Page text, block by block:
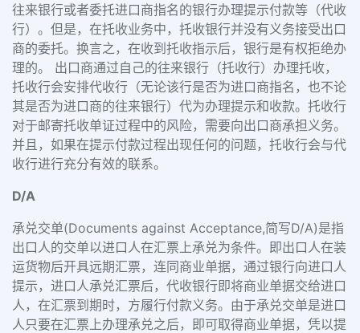
往来银行或者委托进口商指名的银行办理提示付款等（代收
行）。但是，在托收业务中，托收银行并没有义务接受出口
商的委托。换言之，在收到托收指示后，银行是有权拒绝办
理的。 出口商通过自己的往来银行（托收行）办理托收，
托收行会安排代收行（无论该行是否为进口商指名，也不论
其是否为进口商的往来银行）代为办理提示和收款。托收行
对于邮寄托收单证过程中的风险，需要向出口商承担义务。
并且，如果在提示付款过程出现任何的问题，托收行会与代
收行进行充分有效的联系。
D/A
承兑交单(Documents against Acceptance,简写D/A)是指
出口人的交单以进口人在汇票上承兑为条件。即出口人在装
运货物后开具远期汇票，连同商业单据，通过银行向进口人
提示，进口人承兑汇票后，代收银行即将商业单据交给进口
人，在汇票到期时，方履行付款义务。由于承兑交单是进口
人只要在汇票上办理承兑之后，即可取得商业单据，凭以提